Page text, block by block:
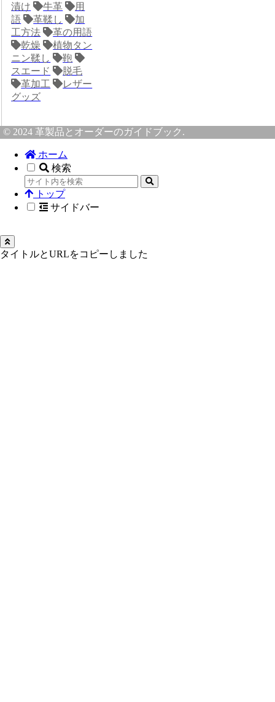
漬け
牛革
用
語
革鞣し
加
工方法
革の用語
乾燥
植物タン
ニン鞣し
鞄
スエード
脱毛
革加工
レザー
グッズ
© 2024 革製品とオーダーのガイドブック.
ホーム
検索
トップ
サイドバー
タイトルとURLをコピーしました